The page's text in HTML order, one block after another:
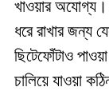
খাওয়ার অযোগ্য।
ধরে রাখার জন্য
ছিটেফোঁটাও
চালিয়ে যাওয়া